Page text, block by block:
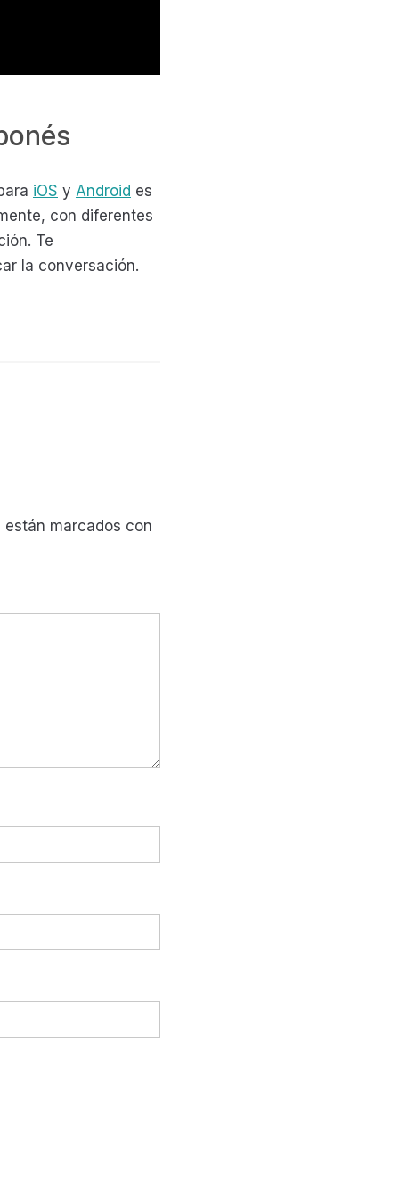
iOS y Android es
con diferentes
Te
la conversación.
marcados con